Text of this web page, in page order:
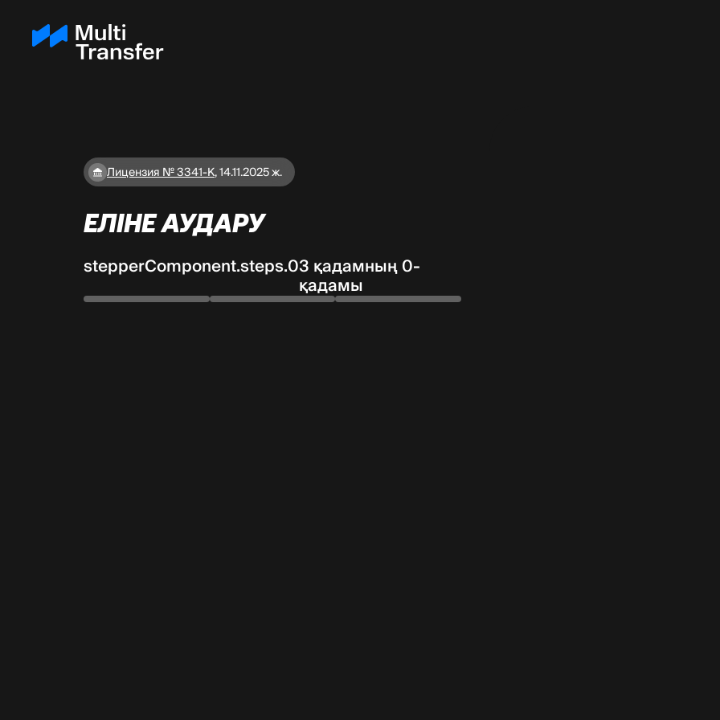
Лицензия № 3341-К,14.11.2025 ж.
ЕЛІНЕ АУДАРУ
stepperComponent.steps.03 қадамның 0-
қадамы